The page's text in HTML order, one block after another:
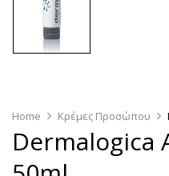
Home Κρέμες Προσώπου
Dermalogica